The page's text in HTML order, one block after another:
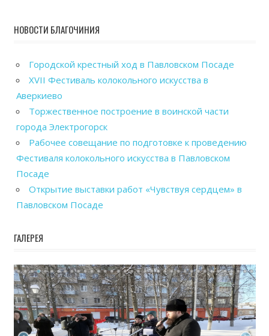
НОВОСТИ БЛАГОЧИНИЯ
Городской крестный ход в Павловском Посаде
XVII Фестиваль колокольного искусства в
Аверкиево
Торжественное построение в воинской части
города Электрогорск
Рабочее совещание по подготовке к проведению
Фестиваля колокольного искусства в Павловском
Посаде
Открытие выставки работ «Чувствуя сердцем» в
Павловском Посаде
ГАЛЕРЕЯ